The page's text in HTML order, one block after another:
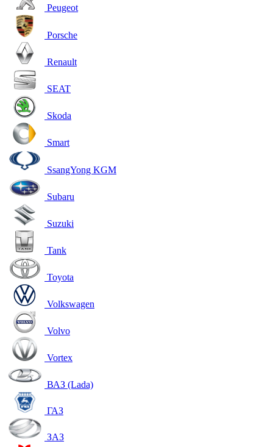
Peugeot
Porsche
Renault
SEAT
Skoda
Smart
SsangYong KGM
Subaru
Suzuki
Tank
Toyota
Volkswagen
Volvo
Vortex
ВАЗ (Lada)
ГАЗ
ЗАЗ